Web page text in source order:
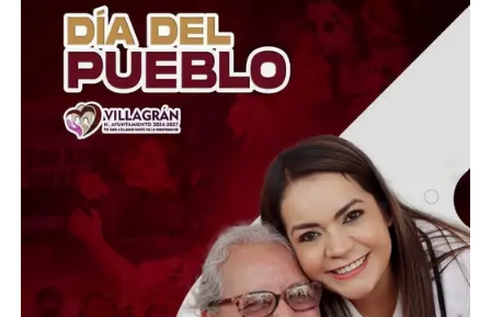
El coordinador del Área de Ciencias Atmosféricas y del
Observatorio Meteorológico de la UG, Marcos Irineo
Esquivel Longoria, explicó que se esperan
precipitaciones de distinta intensidad, desde lluvias
ligeras y aisladas hasta moderadas, dependiendo de la
región. Además, indicó que las temperaturas máximas
oscilarán entre los 28 y 30 grados centígrados en
ciudades como León, Irapuato y Celaya, mientras que en
las zonas serranas el ambiente será más fresco, con
mínimas de entre 10 y 12 grados.